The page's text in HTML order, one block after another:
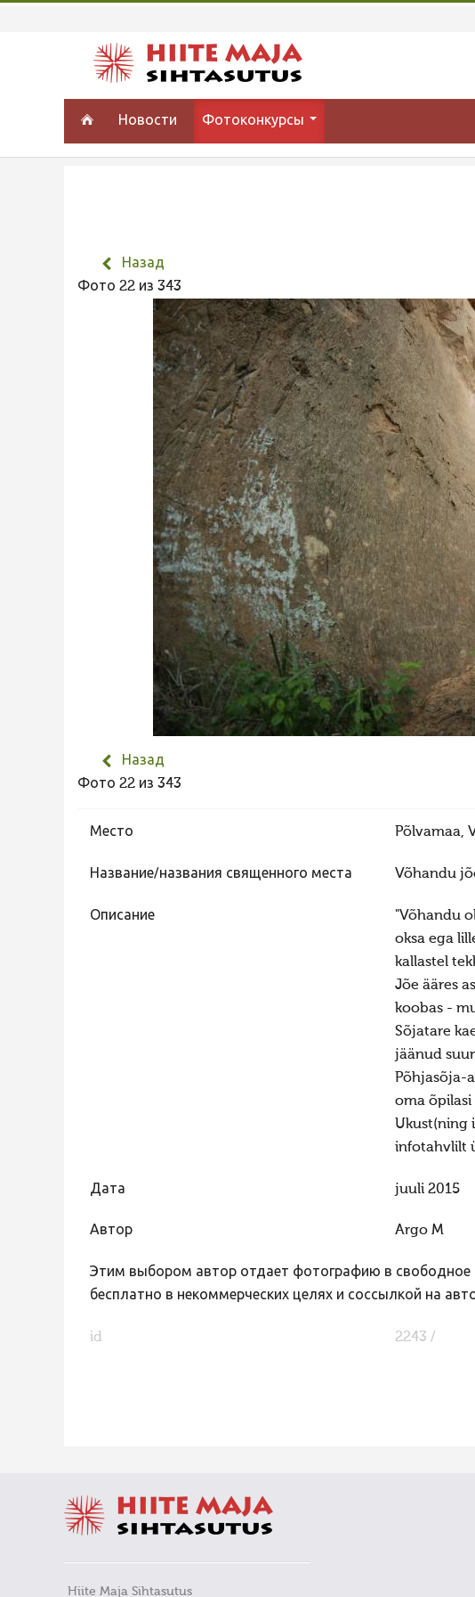
Новости Фотоконкурсы
Назад
Фото 22 из 343
Назад
Фото 22 из 343
Место Põlvamaa,
Название/названия священного места Võhandu
Описание
"Võhandu
oksa ega
kallastel
Jõe ääres
koobas -
Sõjatare
jäänud
Põhjasõja-
oma
Ukust(ning
infotahvlilt
Дата juuli 2015
Автор Argo M
Этим выбором автор отдает фотографию в свободное
бесплатно в некоммерческих целях и соссылкой на
id 2243 /
Hiite Maja Sihtasutus